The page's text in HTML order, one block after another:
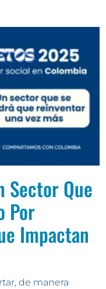
Sector Que
Por
Impactan
de manera